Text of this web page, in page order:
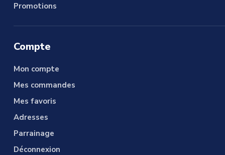
Promotions
Compte
Mon compte
Mes commandes
Mes favoris
Adresses
Parrainage
Déconnexion